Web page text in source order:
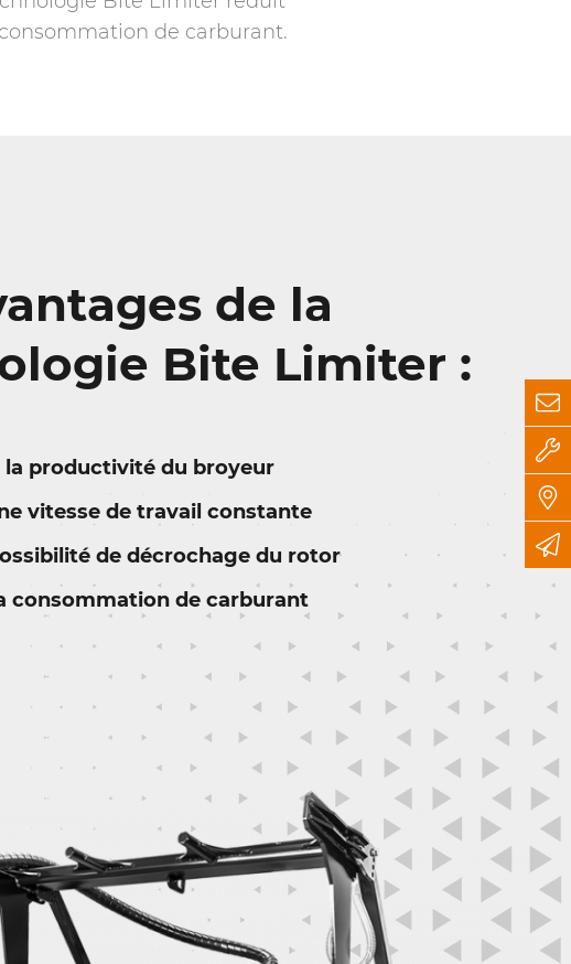
de carburant.
de la
Bite Limiter :
productivité du broyeur
vitesse de travail constante
de décrochage du rotor
consommation de carburant